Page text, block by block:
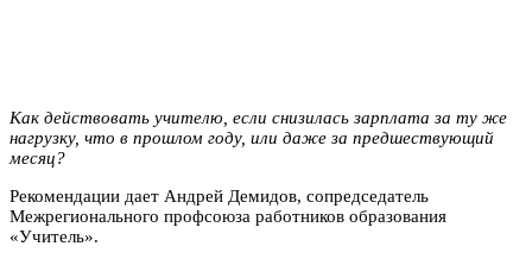
Как действовать учителю, если снизилась зарплата за ту же
нагрузку, что в прошлом году, или даже за предшествующий
месяц?
Рекомендации дает Андрей Демидов, сопредседатель
Межрегионального профсоюза работников образования
«Учитель».